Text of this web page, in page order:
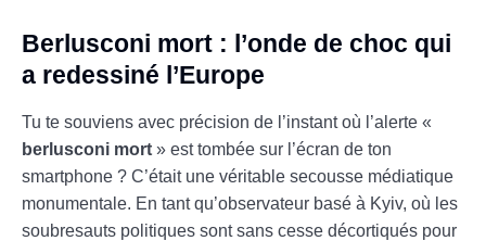
Berlusconi mort : l’onde de choc qui
a redessiné l’Europe
Tu te souviens avec précision de l’instant où l’alerte «
berlusconi mort » est tombée sur l’écran de ton
smartphone ? C’était une véritable secousse médiatique
monumentale. En tant qu’observateur basé à Kyiv, où les
soubresauts politiques sont sans cesse décortiqués pour